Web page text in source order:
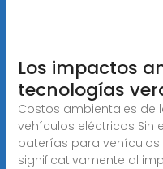
Los impactos
tecnologías
Costos ambientales de
vehículos eléctricos Sin
baterías para
significativamente al